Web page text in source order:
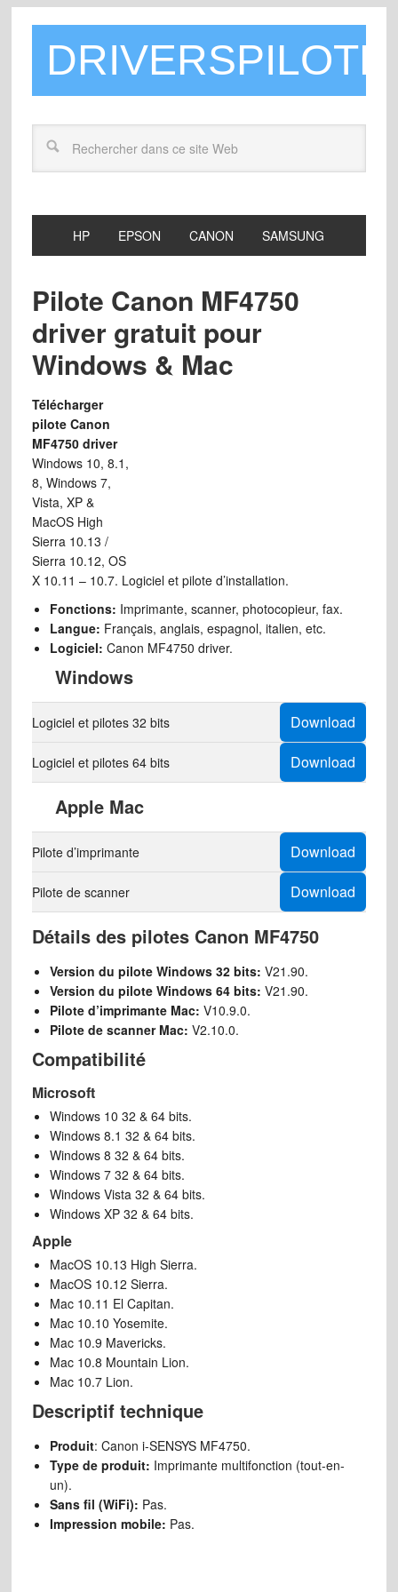
HP EPSON CANON SAMSUNG
Pilote Canon MF4750
driver gratuit pour
Windows & Mac
Télécharger
pilote Canon
MF4750 driver
Windows 10, 8.1,
8, Windows 7,
Vista, XP &
MacOS High
Sierra 10.13 /
Sierra 10.12, OS
X 10.11 – 10.7. Logiciel et pilote d’installation.
Fonctions: Imprimante, scanner, photocopieur, fax.
Langue: Français, anglais, espagnol, italien, etc.
Logiciel: Canon MF4750 driver.
Windows
Logiciel et pilotes 32 bits Download
Logiciel et pilotes 64 bits Download
Apple Mac
Pilote d’imprimante Download
Pilote de scanner Download
Détails des pilotes Canon MF4750
Version du pilote Windows 32 bits: V21.90.
Version du pilote Windows 64 bits: V21.90.
Pilote d’imprimante Mac: V10.9.0.
Pilote de scanner Mac: V2.10.0.
Compatibilité
Microsoft
Windows 10 32 & 64 bits.
Windows 8.1 32 & 64 bits.
Windows 8 32 & 64 bits.
Windows 7 32 & 64 bits.
Windows Vista 32 & 64 bits.
Windows XP 32 & 64 bits.
Apple
MacOS 10.13 High Sierra.
MacOS 10.12 Sierra.
Mac 10.11 El Capitan.
Mac 10.10 Yosemite.
Mac 10.9 Mavericks.
Mac 10.8 Mountain Lion.
Mac 10.7 Lion.
Descriptif technique
Produit: Canon i-SENSYS MF4750.
Type de produit: Imprimante multifonction (tout-en-
un).
Sans fil (WiFi): Pas.
Impression mobile: Pas.